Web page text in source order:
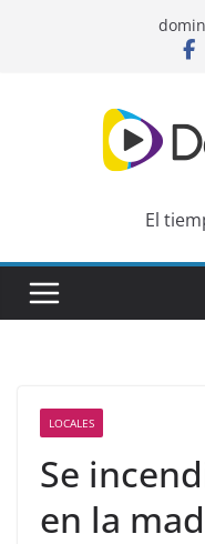
El
LOCALES
Se
en la